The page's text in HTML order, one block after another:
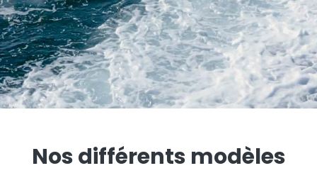
Nos différents modèles